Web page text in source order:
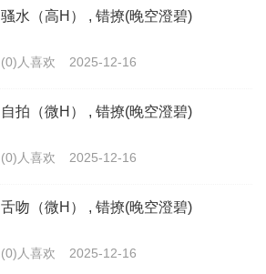
骚水（高H） , 错撩(晚空澄碧)
(0)人喜欢 2025-12-16
自拍（微H） , 错撩(晚空澄碧)
(0)人喜欢 2025-12-16
舌吻（微H） , 错撩(晚空澄碧)
(0)人喜欢 2025-12-16